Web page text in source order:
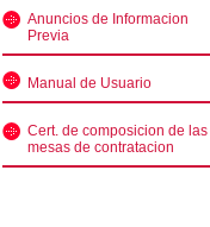
Anuncios de Informacion
Previa
Manual de Usuario
Cert. de composicion de las
mesas de contratacion